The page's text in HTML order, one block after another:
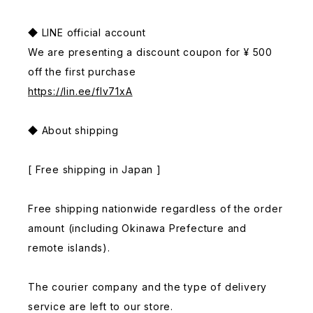
◆ LINE official account
We are presenting a discount coupon for ¥ 500
off the first purchase
https://lin.ee/fIv71xA
◆ About shipping
[ Free shipping in Japan ]
Free shipping nationwide regardless of the order
amount (including Okinawa Prefecture and
remote islands).
The courier company and the type of delivery
service are left to our store.